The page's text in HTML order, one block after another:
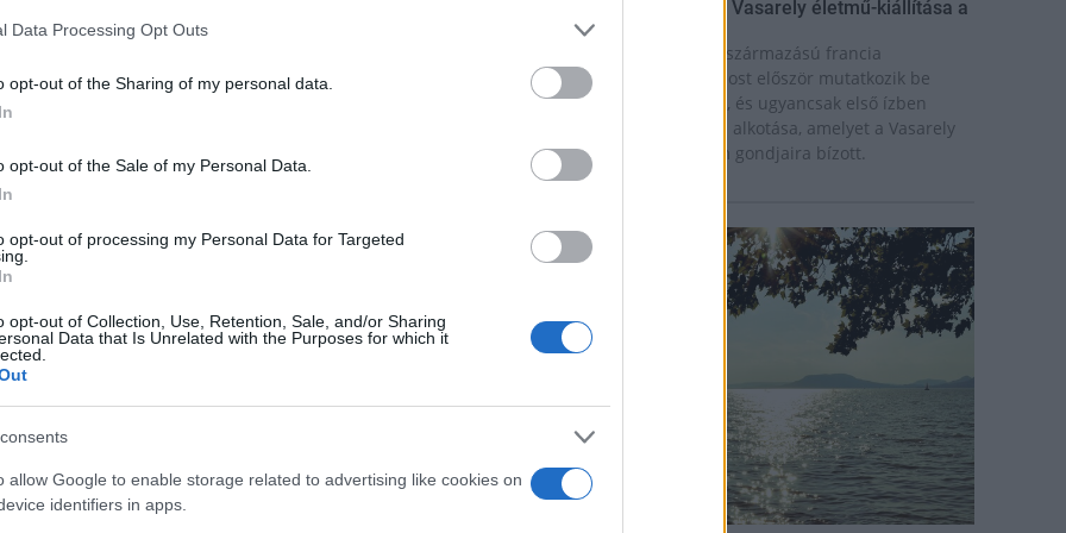
Data Processing Opt Outs
opt-out of the Sharing of my personal data.
opt-out of the Sale of my Personal Data.
opt-out of processing my Personal Data for Targeted
opt-out of Collection, Use, Retention, Sale, and/or Sharing
Data that Is Unrelated with the Purposes for which it
allow Google to enable storage related to advertising like cookies on
identifiers in apps.
Másfélszeresére bővítik
be a Flórián téri felüljárón
árnyékában?
zínekben élt élet - Claire Vasarely életmű-kiállítása a
Múzeum Galériában
Claire Vasarely, a magyar származású francia
alkotóművész életműve most először mutatkozik be
önállóan Magyarországon, és ugyancsak első ízben
látható együtt valamennyi alkotása, amelyet a Vasarely
házaspár a pécsi múzeum gondjaira bízott.
Országos hírek